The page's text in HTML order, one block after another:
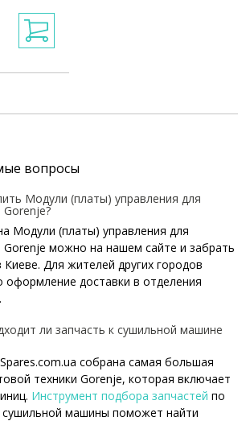
вопросы
Модули (платы) управления для
Модули (платы) управления для
можно на нашем сайте и забрать
Киеве. Для жителей других городов
оформление доставки в отделения
ли запчасть к сушильной машине
собрана самая большая
техники Gorenje, которая включает
Инструмент подбора запчастей по
машины поможет найти